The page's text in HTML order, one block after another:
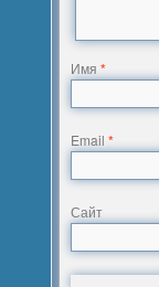
Имя*
Email*
Сайт